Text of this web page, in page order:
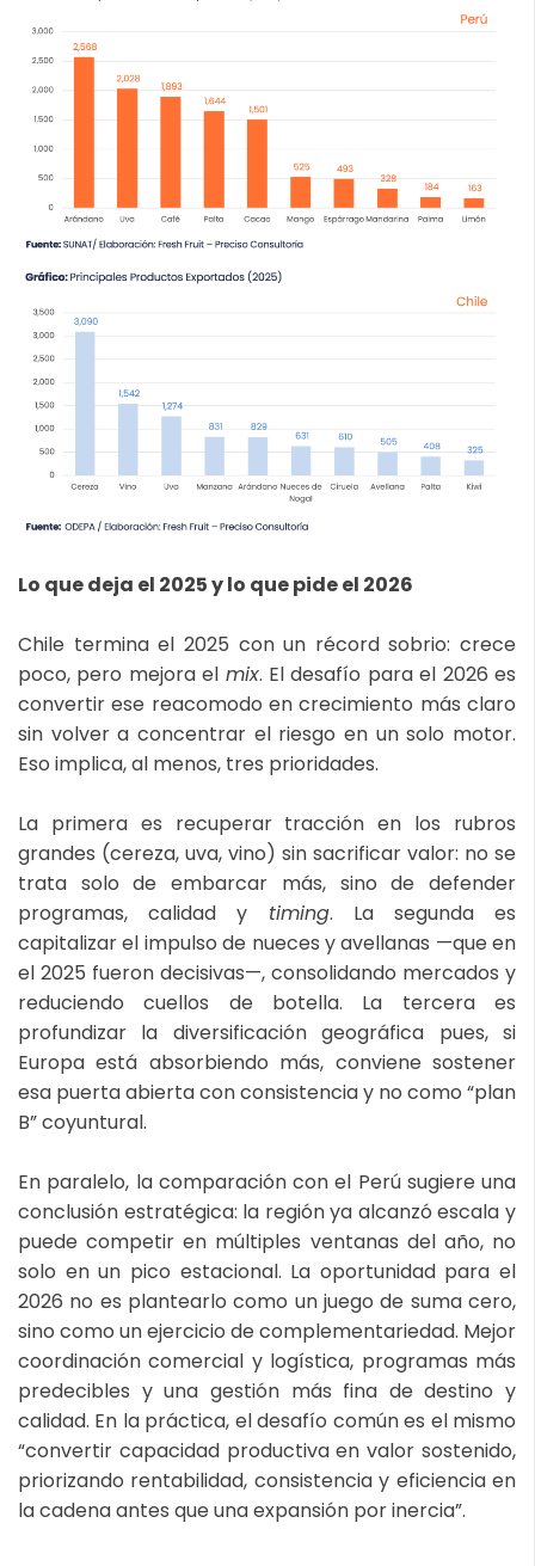
Lo que deja el 2025 y lo que pide el 2026
Chile termina el 2025 con un récord sobrio: crece
poco, pero mejora el mix. El desafío para el 2026 es
convertir ese reacomodo en crecimiento más claro
sin volver a concentrar el riesgo en un solo motor.
Eso implica, al menos, tres prioridades.
La primera es recuperar tracción en los rubros
grandes (cereza, uva, vino) sin sacrificar valor: no se
trata solo de embarcar más, sino de defender
programas, calidad y timing. La segunda es
capitalizar el impulso de nueces y avellanas —que en
el 2025 fueron decisivas—, consolidando mercados y
reduciendo cuellos de botella. La tercera es
profundizar la diversificación geográfica pues, si
Europa está absorbiendo más, conviene sostener
esa puerta abierta con consistencia y no como “plan
B” coyuntural.
En paralelo, la comparación con el Perú sugiere una
conclusión estratégica: la región ya alcanzó escala y
puede competir en múltiples ventanas del año, no
solo en un pico estacional. La oportunidad para el
2026 no es plantearlo como un juego de suma cero,
sino como un ejercicio de complementariedad. Mejor
coordinación comercial y logística, programas más
predecibles y una gestión más fina de destino y
calidad. En la práctica, el desafío común es el mismo
“convertir capacidad productiva en valor sostenido,
priorizando rentabilidad, consistencia y eficiencia en
la cadena antes que una expansión por inercia”.